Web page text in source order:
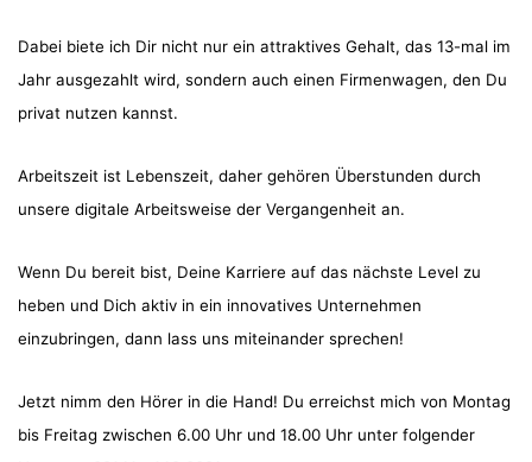
Dabei biete ich Dir nicht nur ein attraktives Gehalt, das 13-mal im
Jahr ausgezahlt wird, sondern auch einen Firmenwagen, den Du
privat nutzen kannst.
Arbeitszeit ist Lebenszeit, daher gehören Überstunden durch
unsere digitale Arbeitsweise der Vergangenheit an.
Wenn Du bereit bist, Deine Karriere auf das nächste Level zu
heben und Dich aktiv in ein innovatives Unternehmen
einzubringen, dann lass uns miteinander sprechen!
Jetzt nimm den Hörer in die Hand! Du erreichst mich von Montag
bis Freitag zwischen 6.00 Uhr und 18.00 Uhr unter folgender